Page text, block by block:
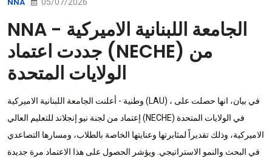
NNA
NNA - الجامعة اللبنانية الاميركية
جددت اعتماد (NECHE) من
الولايات المتحدة
وطنية - أعلنت الجامعة اللبنانية الاميركية (LAU) ، في بيان، انها حصلت على
إعتماد من لجنة نيو إنجلاند للتعليم العالي (NECHE) في الولايات المتحدة
الاميركية، وذلك تقديراً لمثابرتها وعنايتها الخاصة بالطلاب، ومسارها التصاعدي
في البحث والنمو الاستراتيجي. ويؤشر الحصول على هذا الاعتماد مرة جديدة